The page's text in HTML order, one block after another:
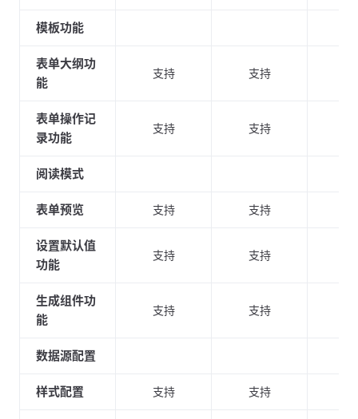
模板功能
表单大纲功
能
支持 支持
表单操作记
录功能
支持 支持
阅读模式
表单预览 支持 支持
设置默认值
功能
支持 支持
生成组件功
能
支持 支持
数据源配置
样式配置 支持 支持